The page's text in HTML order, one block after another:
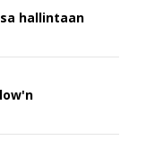
hallintaan